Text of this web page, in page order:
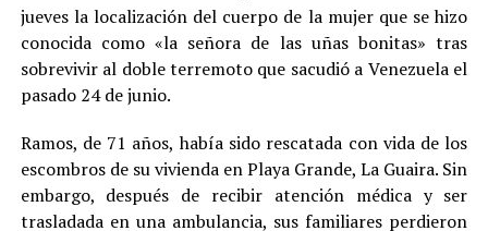
jueves la localización del cuerpo de la mujer que se hizo
conocida como «la señora de las uñas bonitas» tras
sobrevivir al doble terremoto que sacudió a Venezuela el
pasado 24 de junio.
Ramos, de 71 años, había sido rescatada con vida de los
escombros de su vivienda en Playa Grande, La Guaira. Sin
embargo, después de recibir atención médica y ser
trasladada en una ambulancia, sus familiares perdieron